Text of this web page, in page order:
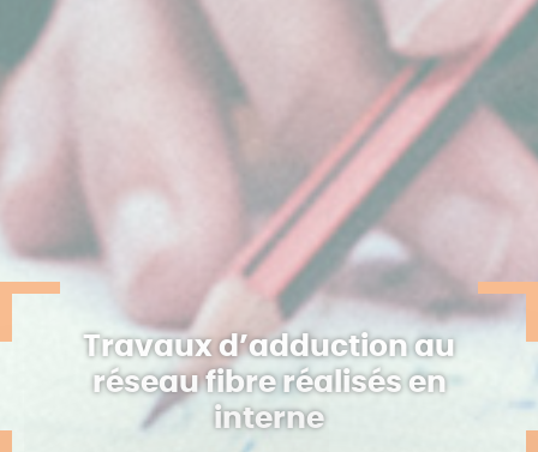
Travaux d’adduction au
réseau fibre réalisés en
interne